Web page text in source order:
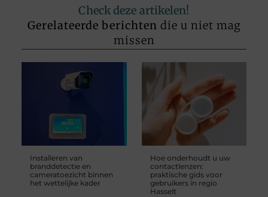
Check deze artikelen!
Gerelateerde berichten die u niet mag
missen
Installeren van
branddetectie en
cameratoezicht binnen
het wettelijke kader
Hoe onderhoudt u uw
contactlenzen:
praktische gids voor
gebruikers in regio
Hasselt